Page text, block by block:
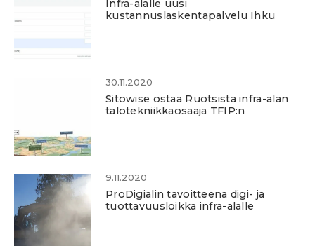
Infra-alalle uusi
kustannuslaskentapalvelu Ihku
30.11.2020
Sitowise ostaa Ruotsista infra-alan
talotekniikkaosaaja TFIP:n
9.11.2020
ProDigialin tavoitteena digi- ja
tuottavuusloikka infra-alalle